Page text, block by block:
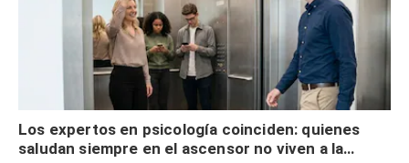
Los expertos en psicología coinciden: quienes
saludan siempre en el ascensor no viven a la